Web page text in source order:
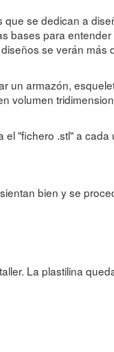
que se dedican a
bases para
se verán más
un armazón,
volumen
"fichero .stl" a cada
bien y se
La plastilina